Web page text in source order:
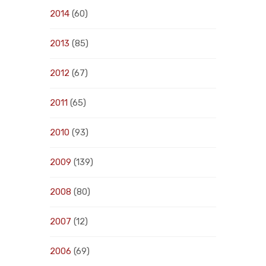
2014 (60)
2013 (85)
2012 (67)
2011 (65)
2010 (93)
2009 (139)
2008 (80)
2007 (12)
2006 (69)